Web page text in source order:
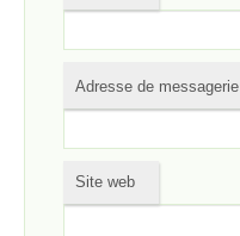
Adresse de messagerie
Site web